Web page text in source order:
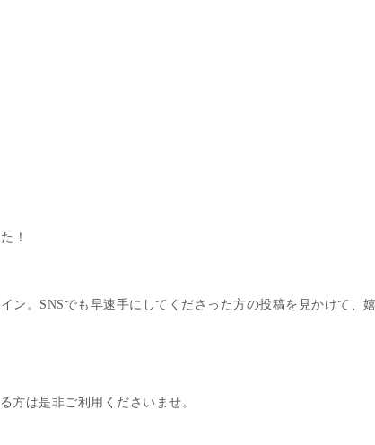
！
ン。SNSでも早速手にしてくださった方の投稿を見かけて、
方は是非ご利用くださいませ。